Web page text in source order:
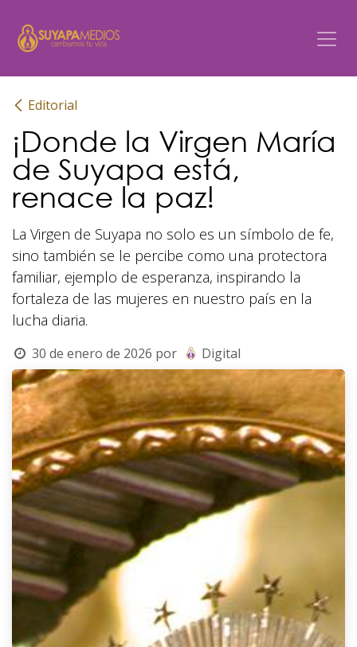
Editorial
¡Donde la Virgen María
de Suyapa está,
renace la paz!
La Virgen de Suyapa no solo es un símbolo de fe,
sino también se le percibe como una protectora
familiar, ejemplo de esperanza, inspirando la
fortaleza de las mujeres en nuestro país en la
lucha diaria.
30 de enero de 2026 por Digital